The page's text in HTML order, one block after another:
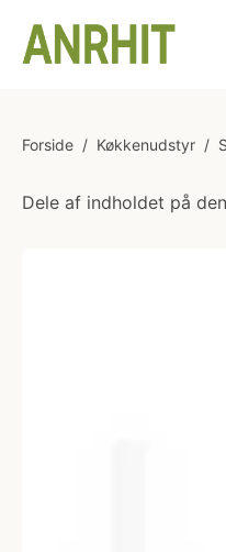
Forside / Køkkenudstyr /
Dele af indholdet på